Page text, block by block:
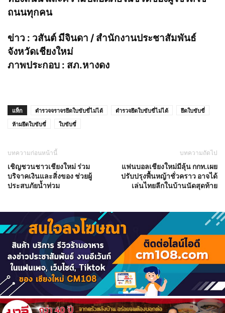
ถนนทุกคน
ข่าว : วสันต์ มีจินดา / สำนักงานประชาสัมพันธ์
จังหวัดเชียงใหม่
ภาพประกอบ : สภ.หางดง
แท็ก ตำรวจจราจรยึดใบขับขี่ไม่ได้ ตำรวจยึดใบขับขี่ไม่ได้
ยึดใบขับขี่
ห้ามยึดใบขับขี่
ใบขับขี่
บทความก่อนหน้านี้
เชิญชวนชาวเชียงใหม่ ร่วม
บริจาคเงินและสิ่งของ ช่วยผู้
ประสบภัยน้ำท่วม
บทความถัดไป
แฟนบอลเชียงใหม่มีลุ้น กกท.เผย
ปรับปรุงพื้นหญ้าชั่วคราว อาจได้
เล่นไทยลีกในบ้านนัดสุดท้าย